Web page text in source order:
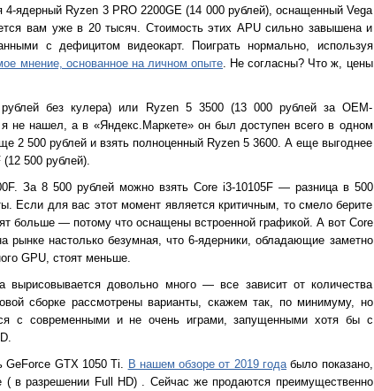
ядерный Ryzen 3 PRO 2200GE (14 000 рублей), оснащенный Vega
вам уже в 20 тысяч. Стоимость этих APU сильно завышена и
с дефицитом видеокарт. Поиграть нормально, используя
мнение, основанное на личном опыте. Не согласны? Что ж, цены
без кулера) или Ryzen 5 3500 (13 000 рублей за OEM-
не нашел, а в «Яндекс.Маркете» он был доступен всего в одном
2 500 рублей и взять полноценный Ryzen 5 3600. А еще выгоднее
500 рублей).
За 8 500 рублей можно взять Core i3-10105F — разница в 500
Если для вас этот момент является критичным, то смело берите
больше — потому что оснащены встроенной графикой. А вот Core
настолько безумная, что 6-ядерники, обладающие заметно
GPU, стоят меньше.
вырисовывается довольно много — все зависит от количества
сборке рассмотрены варианты, скажем так, по минимуму, но
с современными и не очень играми, запущенными хотя бы с
GeForce GTX 1050 Ti. В нашем обзоре от 2019 годабыло показано,
( в разрешении Full HD)
. Сейчас же продаются преимущественно